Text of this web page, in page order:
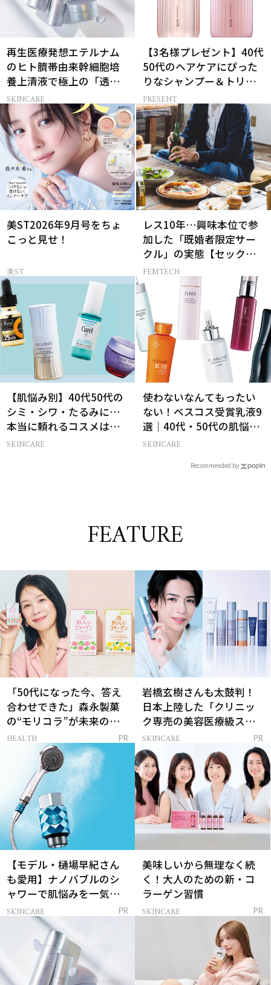
再生医療発想エテルナム
のヒト臍帯由来幹細胞培
養上清液で極上の「透明
感ハリ肌」へ
SKINCARE
【3名様プレゼント】40代
50代のヘアケアにぴった
りなシャンプー＆トリー
トメントで、うねり悩み
に対処！
PRESENT
美ST2026年9月号をちょ
こっと見せ！
美ST
レス10年…興味本位で参
加した「既婚者限定サー
クル」の実態【セックス
レス AND THE CITY -女た
ちの告白-】
FEMTECH
【肌悩み別】40代50代の
シミ・シワ・たるみに…
本当に頼れるコスメは？
ベスコス受賞スキンケア
SKINCARE
使わないなんてもったい
ない！ベスコス受賞乳液9
選｜40代・50代の肌悩み
別まとめ
SKINCARE
Recommended by
FEATURE
「50代になった今、答え
合わせできた」森永製菓
の“モリコラ”が未来のキ
レイを連れてくる！
HEALTH PR
岩橋玄樹さんも太鼓判！
日本上陸した「クリニッ
ク専売の美容医療級スキ
ンケア」
SKINCARE PR
【モデル・樋場早紀さん
も愛用】ナノバブルのシ
ャワーで肌悩みを一気に
解決
SKINCARE PR
美味しいから無理なく続
く！大人のための新・コ
ラーゲン習慣
SKINCARE PR